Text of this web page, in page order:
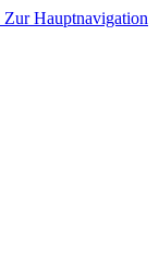
Zur Hauptnavigation